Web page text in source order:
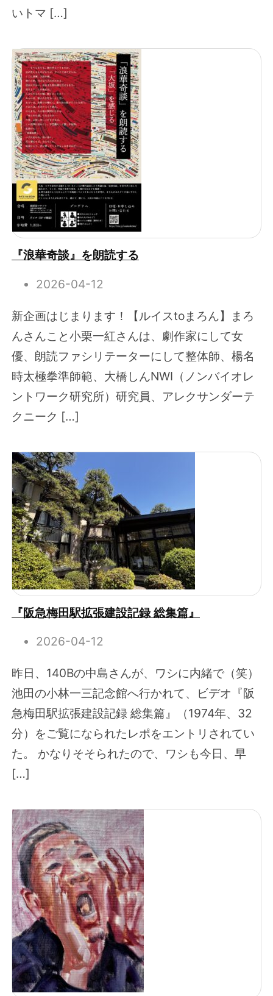
いトマ […]
『浪華奇談』を朗読する
2026-04-12
新企画はじまります！【ルイスtoまろん】まろ
んさんこと小栗一紅さんは、劇作家にして女
優、朗読ファシリテーターにして整体師、楊名
時太極拳準師範、大橋しんNWI（ノンバイオレ
ントワーク研究所）研究員、アレクサンダーテ
クニーク […]
『阪急梅田駅拡張建設記録 総集篇』
2026-04-12
昨日、140Bの中島さんが、ワシに内緒で（笑）
池田の小林一三記念館へ行かれて、ビデオ『阪
急梅田駅拡張建設記録 総集篇』（1974年、32
分）をご覧になられたレポをエントリされてい
た。 かなりそそられたので、ワシも今日、早
[…]